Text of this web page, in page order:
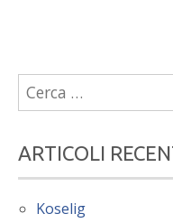
Ricerca
per:
ARTICOLI
Koselig